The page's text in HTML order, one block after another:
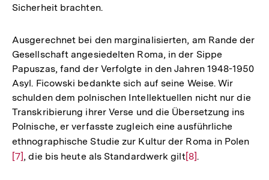
Sicherheit brachten.
Ausgerechnet bei den marginalisierten, am Rande der
Gesellschaft angesiedelten Roma, in der Sippe
Papuszas, fand der Verfolgte in den Jahren 1948-1950
Asyl. Ficowski bedankte sich auf seine Weise. Wir
schulden dem polnischen Intellektuellen nicht nur die
Transkribierung ihrer Verse und die Übersetzung ins
Polnische, er verfasste zugleich eine ausführliche
ethnographische Studie zur Kultur der Roma in Polen
[7] , die bis heute als Standardwerk giltZur
[8].